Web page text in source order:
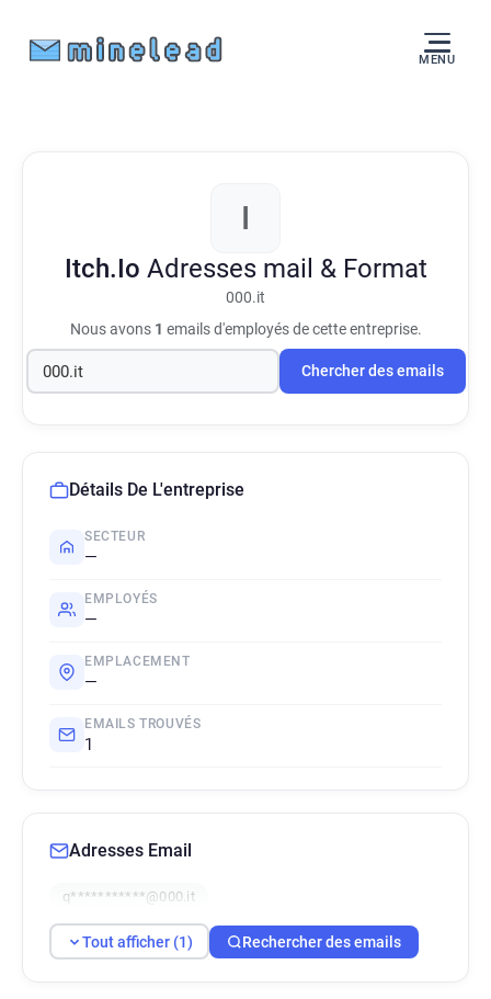
MENU
I
Itch.Io Adresses mail & Format
000.it
Nous avons 1 emails d'employés de cette entreprise.
Chercher des emails
Détails De L'entreprise
SECTEUR
—
EMPLOYÉS
—
EMPLACEMENT
—
EMAILS TROUVÉS
1
Adresses Email
q***********@000.it
Tout afficher (1) Rechercher des emails